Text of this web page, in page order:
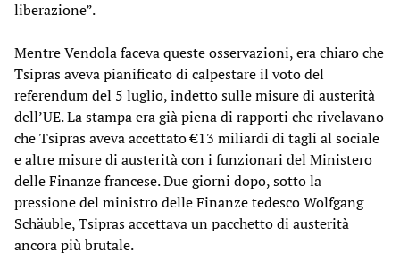
liberazione”.
Mentre Vendola faceva queste osservazioni, era chiaro che
Tsipras aveva pianificato di calpestare il voto del
referendum del 5 luglio, indetto sulle misure di austerità
dell’UE. La stampa era già piena di rapporti che rivelavano
che Tsipras aveva accettato €13 miliardi di tagli al sociale
e altre misure di austerità con i funzionari del Ministero
delle Finanze francese. Due giorni dopo, sotto la
pressione del ministro delle Finanze tedesco Wolfgang
Schäuble, Tsipras accettava un pacchetto di austerità
ancora più brutale.